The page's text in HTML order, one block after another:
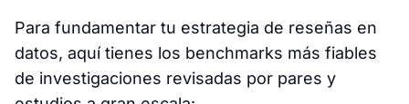
Para fundamentar tu estrategia de reseñas en
datos, aquí tienes los benchmarks más fiables
de investigaciones revisadas por pares y